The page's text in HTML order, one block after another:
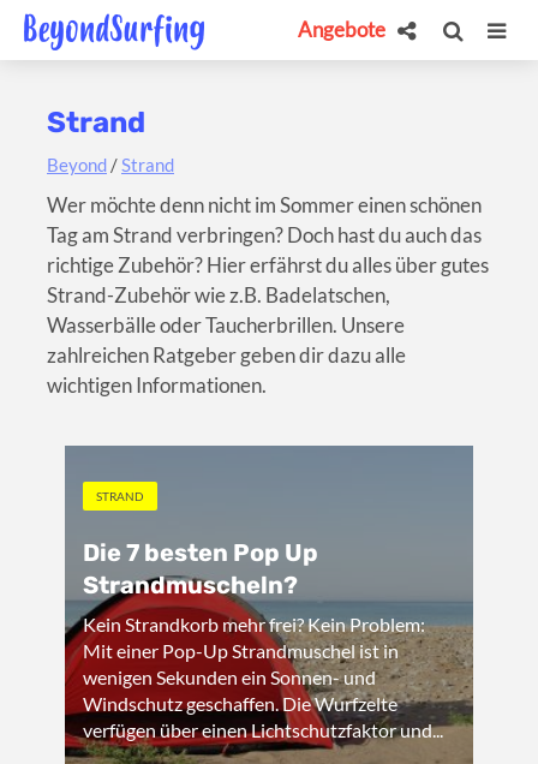
Angebote
Strand
Beyond /Strand
Wer möchte denn nicht im Sommer einen schönen
Tag am Strand verbringen? Doch hast du auch das
richtige Zubehör? Hier erfährst du alles über gutes
Strand-Zubehör wie z.B. Badelatschen,
Wasserbälle oder Taucherbrillen. Unsere
zahlreichen Ratgeber geben dir dazu alle
wichtigen Informationen.
STRAND
Die 7 besten Pop Up
Strandmuscheln?
Kein Strandkorb mehr frei? Kein Problem:
Mit einer Pop-Up Strandmuschel ist in
wenigen Sekunden ein Sonnen- und
Windschutz geschaffen. Die Wurfzelte
verfügen über einen Lichtschutzfaktor und...